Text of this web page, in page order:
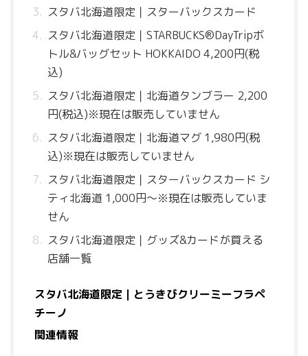
スタバ北海道限定｜スターバックスカード
スタバ北海道限定｜STARBUCKS®DayTripボ
トル&バッグセット HOKKAIDO 4,200円(税
込)
スタバ北海道限定｜北海道タンブラー 2,200
円(税込)※現在は販売していません
スタバ北海道限定｜北海道マグ 1,980円(税
込)※現在は販売していません
スタバ北海道限定｜スターバックスカード シ
ティ北海道 1,000円〜※現在は販売していま
せん
スタバ北海道限定｜グッズ&カードが買える
店舗一覧
スタバ北海道限定｜とうきびクリーミーフラペ
チーノ
関連情報